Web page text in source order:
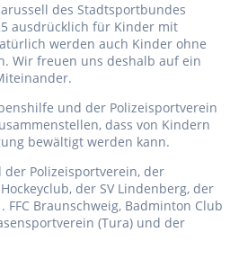
des Stadtsportbundes
ausdrücklich für Kinder mit
werden auch Kinder ohne
Wir freuen uns deshalb auf ein
und der Polizeisportverein
dass von Kindern
bewältigt werden kann.
Polizeisportverein, der
der SV Lindenberg, der
Braunschweig, Badminton Club
(Tura) und der